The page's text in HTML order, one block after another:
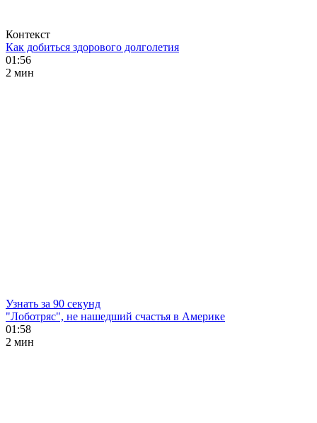
Контекст
Как добиться здорового долголетия
01:56
2 мин
Узнать за 90 секунд
"Лоботряс", не нашедший счастья в Америке
01:58
2 мин